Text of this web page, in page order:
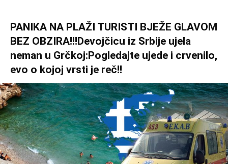
PANIKA NA PLAŽI TURISTI BJEŽE GLAVOM
BEZ OBZIRA!!!Devojčicu iz Srbije ujela
neman u Grčkoj:Pogledajte ujede i crvenilo,
evo o kojoj vrsti je reč!!